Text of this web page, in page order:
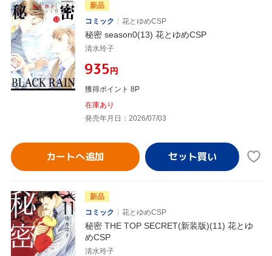
新品
コミック
花とゆめCSP
秘密 season0(13) 花とゆめCSP
清水玲子
¥935円
獲得ポイント 8P
在庫あり
発売年月日：2026/07/03
カートへ追加
新品
コミック
花とゆめCSP
秘密 THE TOP SECRET(新装版)(11) 花とゆ
めCSP
清水玲子